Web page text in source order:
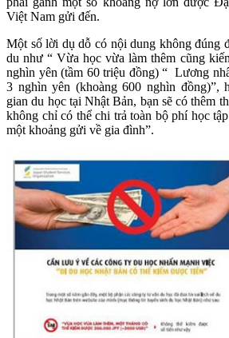
Việt Nam gửi đến.
Một số lời dụ dỗ có nội dung không đúng
du như “ Vừa học vừa làm thêm cũng
nghìn yên (tầm 60 triệu đồng) “ Lương
3 nghìn yên (khoàng 600 nghìn đồng)”,
gian du học tại Nhật Bản, bạn sẽ có thêm
không chỉ có thể chi trả toàn bộ phí học
một khoảng gửi về gia đình”.